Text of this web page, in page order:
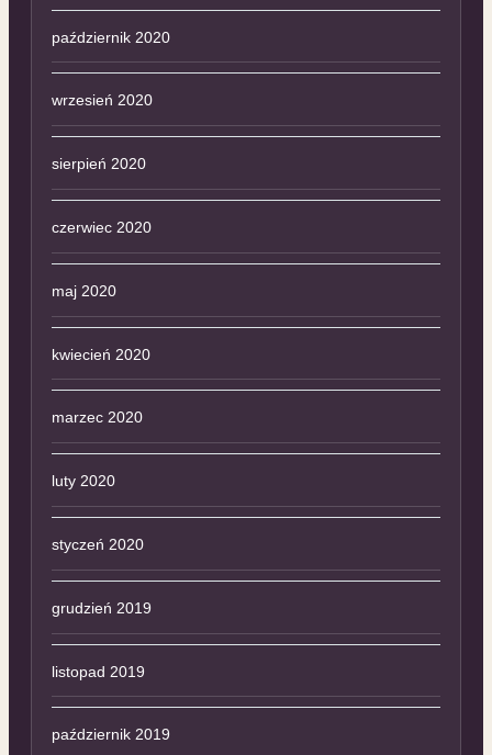
październik 2020
wrzesień 2020
sierpień 2020
czerwiec 2020
maj 2020
kwiecień 2020
marzec 2020
luty 2020
styczeń 2020
grudzień 2019
listopad 2019
październik 2019